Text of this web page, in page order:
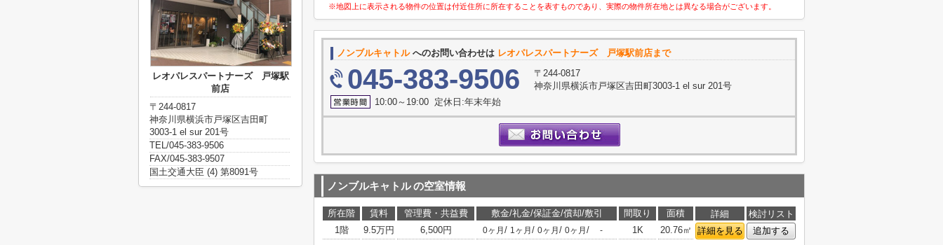
※地図上に表示される物件の位置は付近住所に所在することを表すものであり、実際の物件所在地とは異なる場合がございます。
ノンブルキャトルへのお問い合わせは レオパレスパートナーズ 戸塚駅前店まで
045-383-9506
〒244-0817
神奈川県横浜市戸塚区吉田町3003-1 el sur 201号
10:00～19:00 定休日:年末年始
ノンブルキャトルの空室情報
所在階 賃料 管理費・共益費 敷金/礼金/保証金/償却/敷引 間取り 面積 詳細
検討リスト
1階
9.5万円 6,500円 0ヶ月 / 1ヶ月 / 0ヶ月 / 0ヶ月 / - 1K 20.76㎡ 詳細を見る 追加する
レオパレスパートナーズ 戸塚駅
前店
〒244-0817
神奈川県横浜市戸塚区吉田町
3003-1 el sur 201号
TEL/045-383-9506
FAX/045-383-9507
国土交通大臣 (4) 第8091号